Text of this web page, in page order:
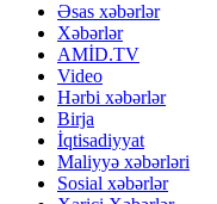
Əsas xəbərlər
Xəbərlər
AMİD.TV
Video
Hərbi xəbərlər
Birja
İqtisadiyyat
Maliyyə xəbərləri
Sosial xəbərlər